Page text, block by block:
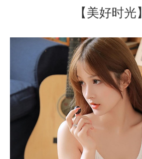
【美好时光】